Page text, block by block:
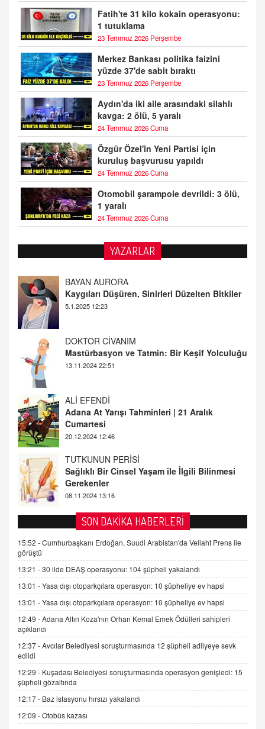
Fatih'te 31 kilo kokain operasyonu:
1 tutuklama
23 Temmuz 2026 Perşembe
Merkez Bankası politika faizini
yüzde 37'de sabit bıraktı
23 Temmuz 2026 Perşembe
Aydın'da iki aile arasındaki silahlı
kavga: 2 ölü, 5 yaralı
24 Temmuz 2026 Cuma
Özgür Özel'in Yeni Partisi için
kuruluş başvurusu yapıldı
24 Temmuz 2026 Cuma
Otomobil şarampole devrildi: 3 ölü,
1 yaralı
24 Temmuz 2026 Cuma
YAZARLAR
DOKTOR CİVANIM
Mastürbasyon ve Tatmin: Bir Keşif Yolculuğu
13.11.2024 22:51
ALİ EFENDİ
Adana At Yarışı Tahminleri | 21 Aralık
Cumartesi
TUTKUNUN PERİSİ
Sağlıklı Bir Cinsel Yaşam ile İlgili Bilinmesi
Gerekenler
08.11.2024 13:16
FARUK ÖNALAN
Tezkere Onaylanmasaydı…
2 Kasım 2021 Salı 00:11
AV. DOĞAN CAN DOĞAN
Kişisel verilerin korunması ve dijital hukukun
gelişimi
SEHER EREK
Kış Ayları Geldi, Hangi Önlemler Alınmalı?
9.12.2025 10:11
İNCİ GÜL AKÖL
Trump Keşke Adana'yı da Ziyaret Etse...
06.07.2026 13:00
ADEM AKÖL
Esed Destekçilerinin Yüzüne Vurulan Şamar:
Sednaya
SON DAKİKA HABERLERİ
15:52 -Cumhurbaşkanı Erdoğan, Suudi Arabistan'da Veliaht Prens ile
görüştü
13:21 -30 ilde DEAŞ operasyonu: 104 şüpheli yakalandı
13:01 -Yasa dışı otoparkçılara operasyon: 10 şüpheliye ev hapsi
13:01 -Yasa dışı otoparkçılara operasyon: 10 şüpheliye ev hapsi
12:49 -Adana Altın Koza'nın Orhan Kemal Emek Ödülleri sahipleri
açıklandı
12:37 -Avcılar Belediyesi soruşturmasında 12 şüpheli adliyeye sevk
edildi
12:29 - Kuşadası Belediyesi soruşturmasında operasyon genişledi: 15
şüpheli gözaltında
12:17 - Baz istasyonu hırsızı yakalandı
12:09 -Otobüs kazası